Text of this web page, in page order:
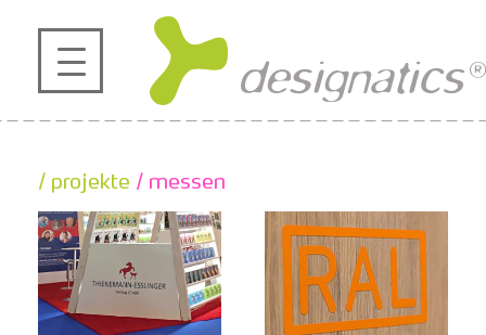
profil
projekte
kontakt
referenzen
/ projekte / messen